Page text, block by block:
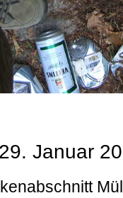
29. Januar